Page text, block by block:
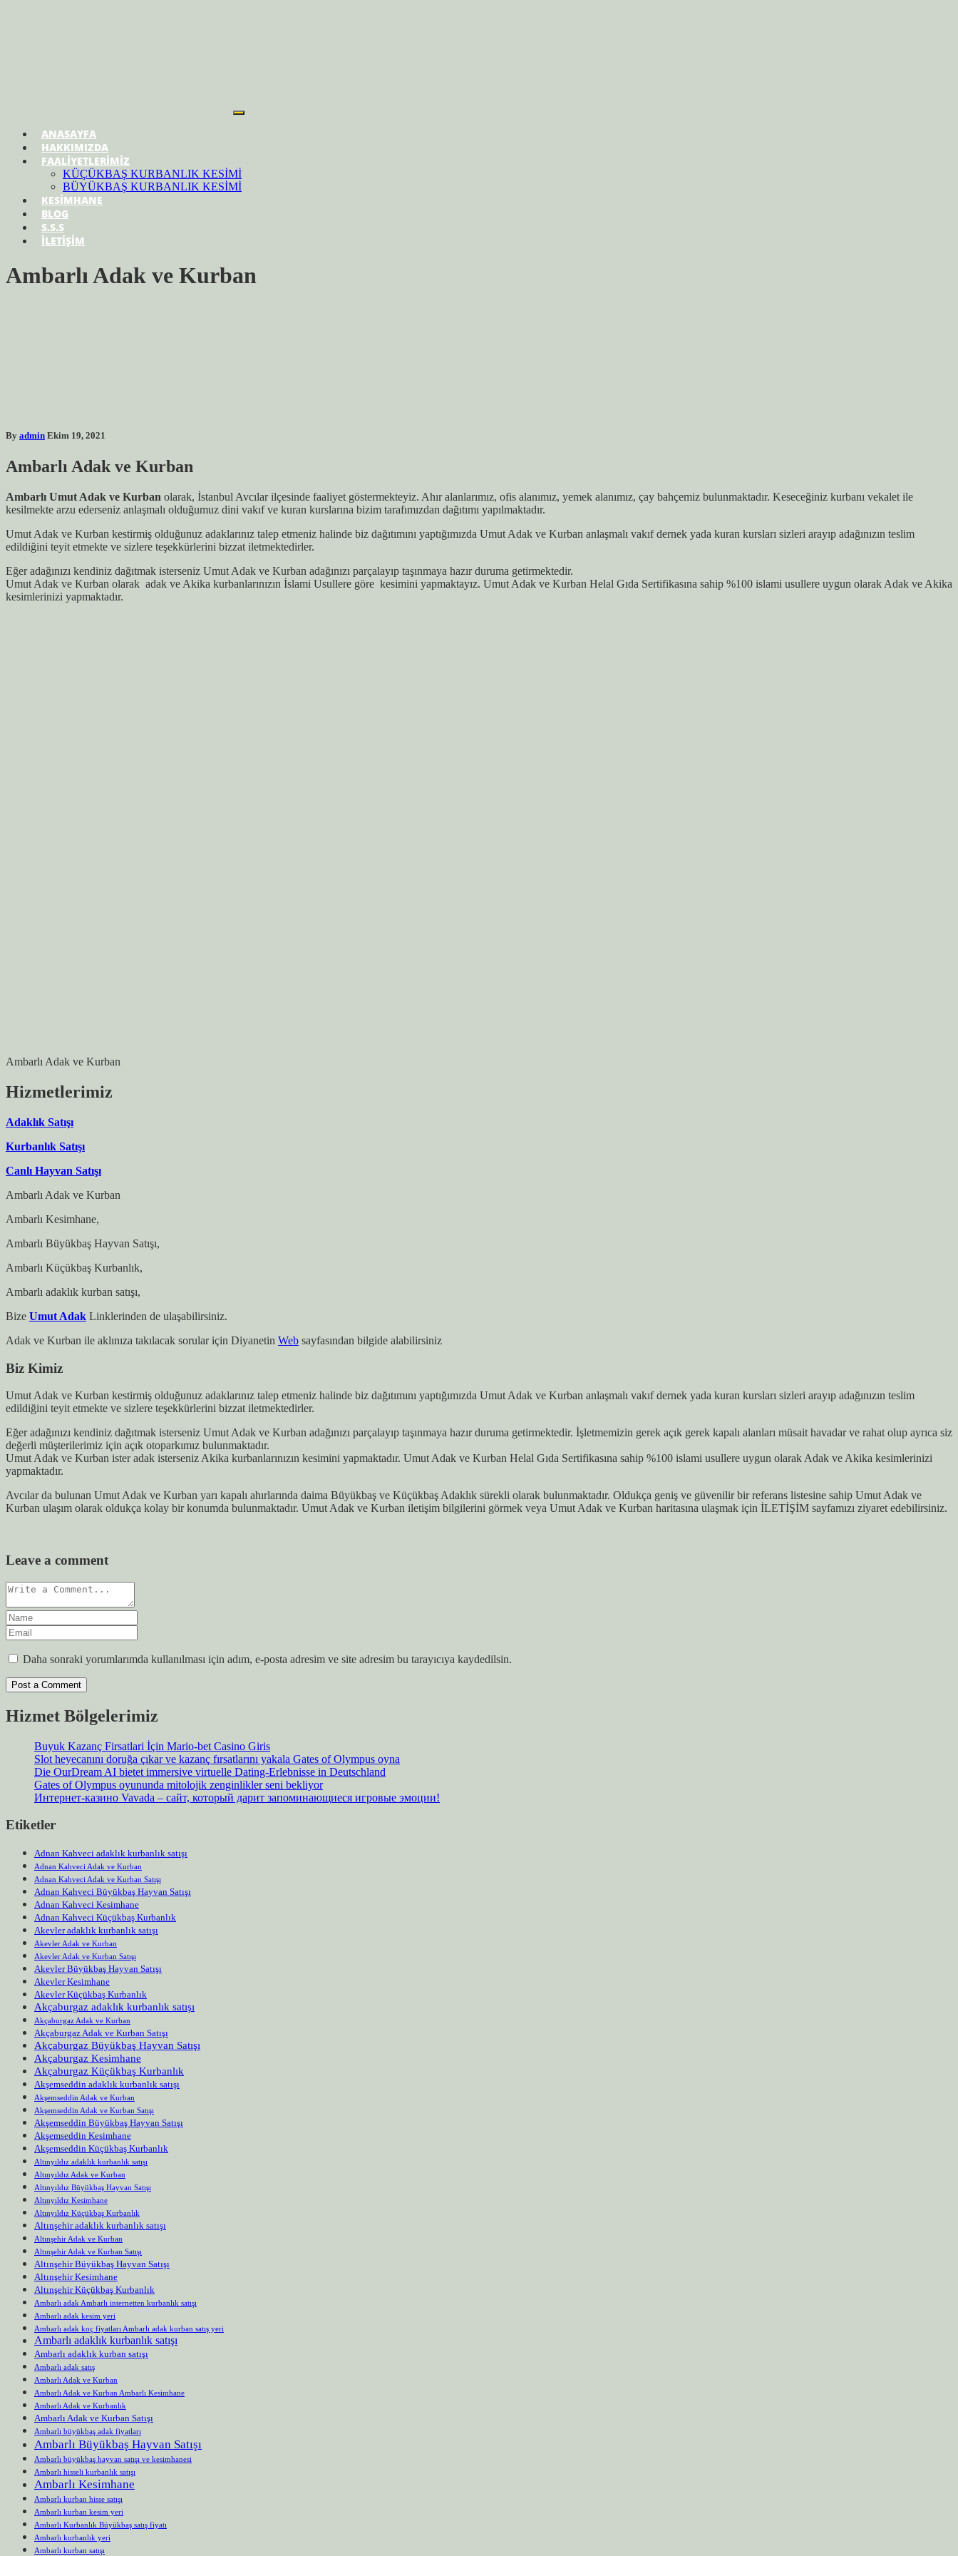
ANASAYFA
HAKKIMIZDA
FAALİYETLERİMİZ
KÜÇÜKBAŞ KURBANLIK KESİMİ
BÜYÜKBAŞ KURBANLIK KESİMİ
KESİMHANE
BLOG
S.S.S
İLETİŞİM
Ambarlı Adak ve Kurban
By admin Ekim 19, 2021
Ambarlı Adak ve Kurban
Ambarlı Umut Adak ve Kurban olarak, İstanbul Avcılar ilçesinde faaliyet göstermekteyiz. Ahır alanlarımız, ofis alanımız, yemek alanımız, çay bahçemiz bulunmaktadır. Keseceğiniz kurbanı vekalet ile
kesilmekte arzu ederseniz anlaşmalı olduğumuz dini vakıf ve kuran kurslarına bizim tarafımızdan dağıtımı yapılmaktadır.
Umut Adak ve Kurban kestirmiş olduğunuz adaklarınız talep etmeniz halinde biz dağıtımını yaptığımızda Umut Adak ve Kurban anlaşmalı vakıf dernek yada kuran kursları sizleri arayıp adağınızın teslim
edildiğini teyit etmekte ve sizlere teşekkürlerini bizzat iletmektedirler.
Eğer adağınızı kendiniz dağıtmak isterseniz Umut Adak ve Kurban adağınızı parçalayıp taşınmaya hazır duruma getirmektedir.
Umut Adak ve Kurban olarak adak ve Akika kurbanlarınızın İslami Usullere göre kesimini yapmaktayız. Umut Adak ve Kurban Helal Gıda Sertifikasına sahip %100 islami usullere uygun olarak Adak ve Akika
kesimlerinizi yapmaktadır.
Ambarlı Adak ve Kurban
Hizmetlerimiz
Adaklık Satışı
Kurbanlık Satışı
Canlı Hayvan Satışı
Ambarlı Adak ve Kurban
Ambarlı Kesimhane,
Ambarlı Büyükbaş Hayvan Satışı,
Ambarlı Küçükbaş Kurbanlık,
Ambarlı adaklık kurban satışı,
Bize Umut Adak Linklerinden de ulaşabilirsiniz.
Adak ve Kurban ile aklınıza takılacak sorular için Diyanetin Web sayfasından bilgide alabilirsiniz
Biz Kimiz
Umut Adak ve Kurban kestirmiş olduğunuz adaklarınız talep etmeniz halinde biz dağıtımını yaptığımızda Umut Adak ve Kurban anlaşmalı vakıf dernek yada kuran kursları sizleri arayıp adağınızın teslim
edildiğini teyit etmekte ve sizlere teşekkürlerini bizzat iletmektedirler.
Eğer adağınızı kendiniz dağıtmak isterseniz Umut Adak ve Kurban adağınızı parçalayıp taşınmaya hazır duruma getirmektedir. İşletmemizin gerek açık gerek kapalı alanları müsait havadar ve rahat olup ayrıca siz
değerli müşterilerimiz için açık otoparkımız bulunmaktadır.
Umut Adak ve Kurban ister adak isterseniz Akika kurbanlarınızın kesimini yapmaktadır. Umut Adak ve Kurban Helal Gıda Sertifikasına sahip %100 islami usullere uygun olarak Adak ve Akika kesimlerinizi
yapmaktadır.
Avcılar da bulunan Umut Adak ve Kurban yarı kapalı ahırlarında daima Büyükbaş ve Küçükbaş Adaklık sürekli olarak bulunmaktadır. Oldukça geniş ve güvenilir bir referans listesine sahip Umut Adak ve
Kurban ulaşım olarak oldukça kolay bir konumda bulunmaktadır. Umut Adak ve Kurban iletişim bilgilerini görmek veya Umut Adak ve Kurban haritasına ulaşmak için İLETİŞİM sayfamızı ziyaret edebilirsiniz.
Leave a comment
Daha sonraki yorumlarımda kullanılması için adım, e-posta adresim ve site adresim bu tarayıcıya kaydedilsin.
Hizmet Bölgelerimiz
Buyuk Kazanç Firsatlari İçin Mario-bet Casino Giris
Slot heyecanını doruğa çıkar ve kazanç fırsatlarını yakala Gates of Olympus oyna
Die OurDream AI bietet immersive virtuelle Dating-Erlebnisse in Deutschland
Gates of Olympus oyununda mitolojik zenginlikler seni bekliyor
Интернет-казино Vavada – сайт, который дарит запоминающиеся игровые эмоции!
Etiketler
Adnan Kahveci adaklık kurbanlık satışı
Adnan Kahveci Adak ve Kurban
Adnan Kahveci Adak ve Kurban Satışı
Adnan Kahveci Büyükbaş Hayvan Satışı
Adnan Kahveci Kesimhane
Adnan Kahveci Küçükbaş Kurbanlık
Akevler adaklık kurbanlık satışı
Akevler Adak ve Kurban
Akevler Adak ve Kurban Satışı
Akevler Büyükbaş Hayvan Satışı
Akevler Kesimhane
Akevler Küçükbaş Kurbanlık
Akçaburgaz adaklık kurbanlık satışı
Akçaburgaz Adak ve Kurban
Akçaburgaz Adak ve Kurban Satışı
Akçaburgaz Büyükbaş Hayvan Satışı
Akçaburgaz Kesimhane
Akçaburgaz Küçükbaş Kurbanlık
Akşemseddin adaklık kurbanlık satışı
Akşemseddin Adak ve Kurban
Akşemseddin Adak ve Kurban Satışı
Akşemseddin Büyükbaş Hayvan Satışı
Akşemseddin Kesimhane
Akşemseddin Küçükbaş Kurbanlık
Altınyıldız adaklık kurbanlık satışı
Altınyıldız Adak ve Kurban
Altınyıldız Büyükbaş Hayvan Satışı
Altınyıldız Kesimhane
Altınyıldız Küçükbaş Kurbanlık
Altınşehir adaklık kurbanlık satışı
Altınşehir Adak ve Kurban
Altınşehir Adak ve Kurban Satışı
Altınşehir Büyükbaş Hayvan Satışı
Altınşehir Kesimhane
Altınşehir Küçükbaş Kurbanlık
Ambarlı adak Ambarlı internetten kurbanlık satışı
Ambarlı adak kesim yeri
Ambarlı adak koç fiyatları Ambarlı adak kurban satış yeri
Ambarlı adaklık kurbanlık satışı
Ambarlı adaklık kurban satışı
Ambarlı adak satış
Ambarlı Adak ve Kurban
Ambarlı Adak ve Kurban Ambarlı Kesimhane
Ambarlı Adak ve Kurbanlık
Ambarlı Adak ve Kurban Satışı
Ambarlı büyükbaş adak fiyatları
Ambarlı Büyükbaş Hayvan Satışı
Ambarlı büyükbaş hayvan satışı ve kesimhanesi
Ambarlı hisseli kurbanlık satışı
Ambarlı Kesimhane
Ambarlı kurban hisse satışı
Ambarlı kurban kesim yeri
Ambarlı Kurbanlık Büyükbaş satış fiyatı
Ambarlı kurbanlık yeri
Ambarlı kurban satışı